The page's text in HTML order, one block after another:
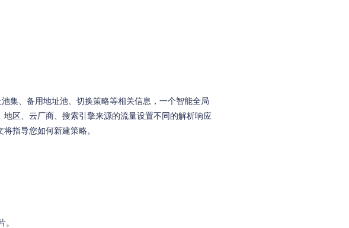
集、备用地址池、切换策略等相关信息，一个智能全局
区、云厂商、搜索引擎来源的流量设置不同的解析响应
指导您如何新建策略。